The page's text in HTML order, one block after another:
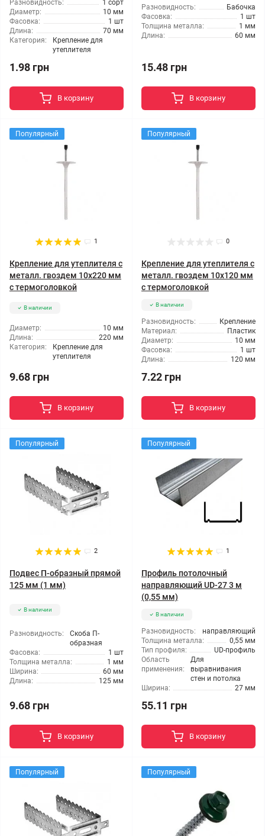
Разновидность:
1 сорт
Диаметр:
10 мм
Фасовка:
1 шт
Длина:
70 мм
Категория:
Крепление для
утеплителя
1.98 грн
В корзину
Разновидность:
Бабочка
Фасовка:
1 шт
Толщина металла:
1 мм
Длина:
60 мм
15.48 грн
В корзину
Популярный
1
Крепление для утеплителя с
металл. гвоздем 10x220 мм
с термоголовкой
В наличии
Диаметр:
10 мм
Длина:
220 мм
Категория:
Крепление для
утеплителя
9.68 грн
В корзину
Популярный
0
Крепление для утеплителя с
металл. гвоздем 10x120 мм
с термоголовкой
В наличии
Разновидность:
Крепление
Материал:
Пластик
Диаметр:
10 мм
Фасовка:
1 шт
Длина:
120 мм
7.22 грн
В корзину
Популярный
2
Подвес П-образный прямой
125 мм (1 мм)
В наличии
Разновидность:
Скоба П-
образная
Фасовка:
1 шт
Толщина металла:
1 мм
Ширина:
60 мм
Длина:
125 мм
9.68 грн
В корзину
Популярный
1
Профиль потолочный
направляющий UD-27 3 м
(0,55 мм)
В наличии
Разновидность:
направляющий
Толщина металла:
0,55 мм
Тип профиля:
UD-профиль
Область
применения:
Для
выравнивания
стен и потолка
Ширина:
27 мм
55.11 грн
В корзину
Популярный Популярный